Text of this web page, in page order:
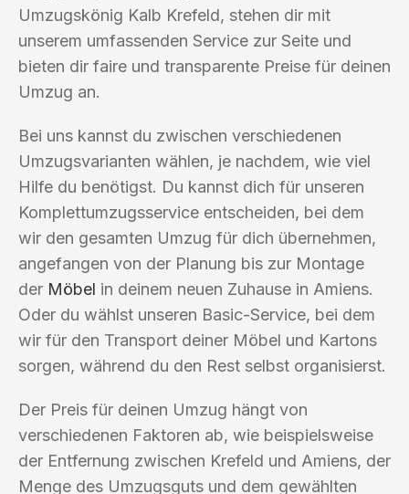
Umzugskönig Kalb Krefeld, stehen dir mit
unserem umfassenden Service zur Seite und
bieten dir faire und transparente Preise für deinen
Umzug an.
Bei uns kannst du zwischen verschiedenen
Umzugsvarianten wählen, je nachdem, wie viel
Hilfe du benötigst. Du kannst dich für unseren
Komplettumzugsservice entscheiden, bei dem
wir den gesamten Umzug für dich übernehmen,
angefangen von der Planung bis zur Montage
der Möbel in deinem neuen Zuhause in Amiens.
Oder du wählst unseren Basic-Service, bei dem
wir für den Transport deiner Möbel und Kartons
sorgen, während du den Rest selbst organisierst.
Der Preis für deinen Umzug hängt von
verschiedenen Faktoren ab, wie beispielsweise
der Entfernung zwischen Krefeld und Amiens, der
Menge des Umzugsguts und dem gewählten